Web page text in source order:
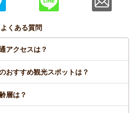
くある質問
アクセスは？
おすすめ観光スポットは？
層は？